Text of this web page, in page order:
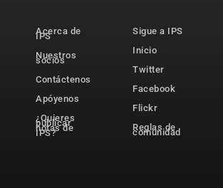
Acerca de
IPS
Nuestros
socios
Contáctenos
Apóyenos
¿Quieres
publicar
notas de
IPS?
Sigue a IPS
Inicio
Twitter
Facebook
Flickr
Reglas de
comunidad